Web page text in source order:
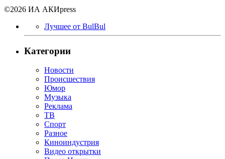
©2026 ИА АКИpress
Лучшее от BulBul
Категории
Новости
Происшествия
Юмор
Музыка
Реклама
ТВ
Спорт
Разное
Киноиндустрия
Видео открытки